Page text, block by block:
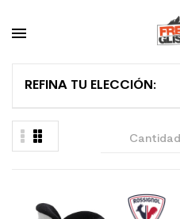
REFINA TU ELECCIÓN: